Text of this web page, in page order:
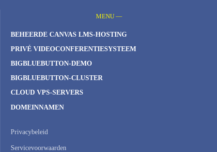
MENU —
BEHEERDE CANVAS LMS-HOSTING
PRIVÉ VIDEOCONFERENTIESYSTEEM
BIGBLUEBUTTON-DEMO
BIGBLUEBUTTON-CLUSTER
CLOUD VPS-SERVERS
DOMEINNAMEN
Privacybeleid
Servicevoorwaarden